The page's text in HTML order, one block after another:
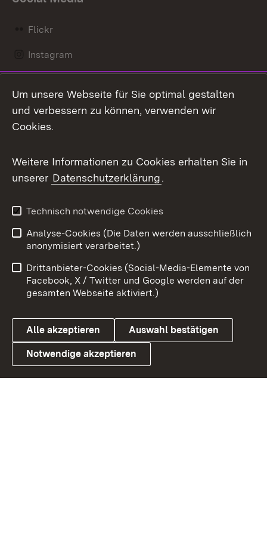
Flickr
Instagram
Mastodon
Messenger
Social Wall
X / Twitter
Youtube
Link zum Landesportal
Benutzungshinweise
Barrierefreiheit
Datenschutz
Cookies
Um unsere Webseite für Sie optimal gestalten
und verbessern zu können, verwenden wir
Cookies.
Weitere Informationen zu Cookies erhalten Sie in
unserer Datenschutzerklärung.
Technisch notwendige Cookies
Analyse-Cookies (Die Daten werden ausschließlich
anonymisiert verarbeitet.)
Drittanbieter-Cookies (Social-Media-Elemente von
Facebook, X / Twitter und Google werden auf der
gesamten Webseite aktiviert.)
Alle akzeptieren Auswahl bestätigen
Notwendige akzeptieren